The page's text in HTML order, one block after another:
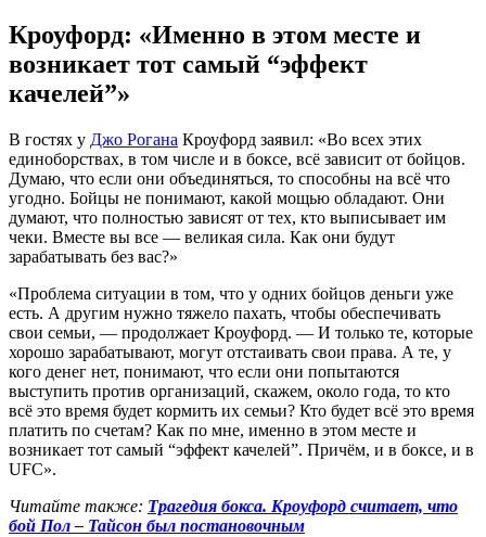
Кроуфорд: «Именно в этом месте и
возникает тот самый “эффект
качелей”»
В гостях у Джо Рогана Кроуфорд заявил: «Во всех этих
единоборствах, в том числе и в боксе, всё зависит от бойцов.
Думаю, что если они объединяться, то способны на всё что
угодно. Бойцы не понимают, какой мощью обладают. Они
думают, что полностью зависят от тех, кто выписывает им
чеки. Вместе вы все — великая сила. Как они будут
зарабатывать без вас?»
«Проблема ситуации в том, что у одних бойцов деньги уже
есть. А другим нужно тяжело пахать, чтобы обеспечивать
свои семьи, — продолжает Кроуфорд. — И только те, которые
хорошо зарабатывают, могут отстаивать свои права. А те, у
кого денег нет, понимают, что если они попытаются
выступить против организаций, скажем, около года, то кто
всё это время будет кормить их семьи? Кто будет всё это время
платить по счетам? Как по мне, именно в этом месте и
возникает тот самый “эффект качелей”. Причём, и в боксе, и в
UFC».
Читайте также: Трагедия бокса. Кроуфорд считает, что
бой Пол – Тайсон был постановочным